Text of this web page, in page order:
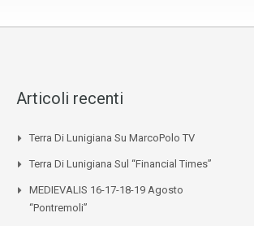
Articoli recenti
Terra Di Lunigiana Su MarcoPolo TV
Terra Di Lunigiana Sul “Financial Times”
MEDIEVALIS 16-17-18-19 Agosto
“Pontremoli”